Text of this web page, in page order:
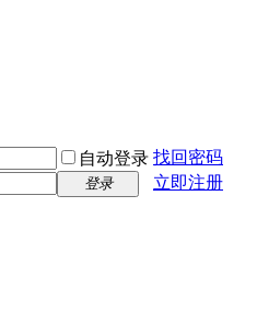
自动登录 找回密码
登录 立即注册